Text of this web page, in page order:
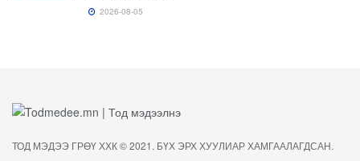
2026-08-05
ТОД МЭДЭЭ ГРӨҮ ХХК © 2021. БҮХ ЭРХ ХУУЛИАР ХАМГААЛАГДСАН.